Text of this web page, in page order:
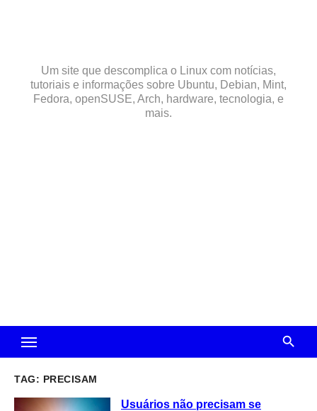
Um site que descomplica o Linux com notícias,
tutoriais e informações sobre Ubuntu, Debian, Mint,
Fedora, openSUSE, Arch, hardware, tecnologia, e
mais.
TAG: PRECISAM
Usuários não precisam se